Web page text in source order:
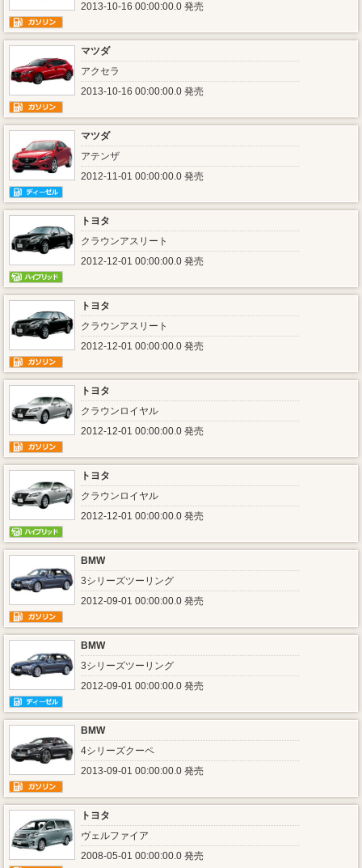
2013-10-16 00:00:00.0 発売
マツダ
アクセラ
2013-10-16 00:00:00.0 発売
マツダ
アテンザ
2012-11-01 00:00:00.0 発売
トヨタ
クラウンアスリート
2012-12-01 00:00:00.0 発売
トヨタ
クラウンアスリート
2012-12-01 00:00:00.0 発売
トヨタ
クラウンロイヤル
2012-12-01 00:00:00.0 発売
トヨタ
クラウンロイヤル
2012-12-01 00:00:00.0 発売
BMW
3シリーズツーリング
2012-09-01 00:00:00.0 発売
BMW
3シリーズツーリング
2012-09-01 00:00:00.0 発売
BMW
4シリーズクーペ
2013-09-01 00:00:00.0 発売
トヨタ
ヴェルファイア
2008-05-01 00:00:00.0 発売